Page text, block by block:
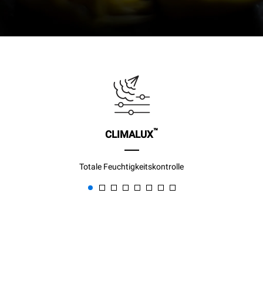
CLIMALUX™
Totale Feuchtigkeitskontrolle